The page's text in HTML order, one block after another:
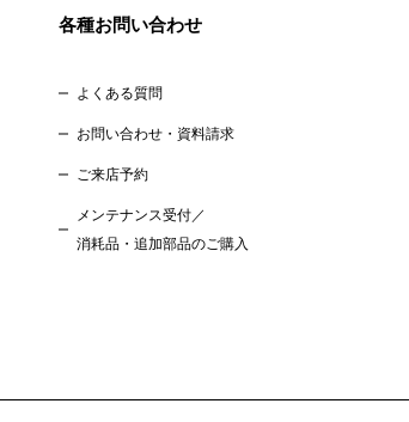
各種お問い合わせ
よくある質問
お問い合わせ・資料請求
ご来店予約
メンテナンス受付／
消耗品・追加部品のご購入